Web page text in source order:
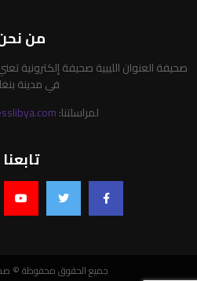
من
في مدينة
لمراسلتنا:
تابعنا
جميع الحقوق محفوظة ©